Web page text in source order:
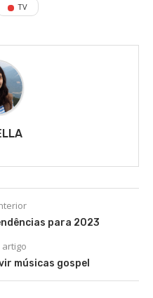
TV
para 2023
artigo
músicas gospel